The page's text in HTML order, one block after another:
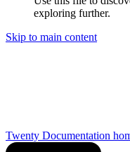
exploring further.
Skip to main content
Twenty Documentation